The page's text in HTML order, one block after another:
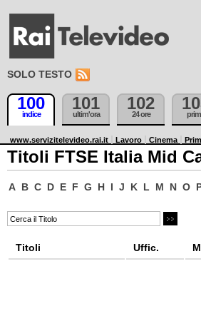
SOLO TESTO
100
indice
101
ultim'ora
102
24 ore
www.servizitelevideo.rai.it Lavoro Cinema
Titoli FTSE Italia Mid
A B C D E F G H I J K L M N O
Titoli Uffic.